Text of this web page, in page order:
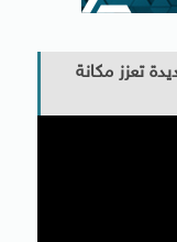
تعزز مكانة